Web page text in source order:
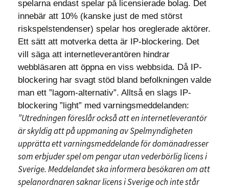
spelarna endast spelar på licensierade bolag. Det
innebär att 10% (kanske just de med störst
riskspelstendenser) spelar hos oreglerade aktörer.
Ett sätt att motverka detta är IP-blockering. Det
vill säga att internetleverantören hindrar
webbläsaren att öppna en viss webbsida. Då IP-
blockering har svagt stöd bland befolkningen valde
man ett ”lagom-alternativ”. Alltså en slags IP-
blockering ”light” med varningsmeddelanden:
”Utredningen föreslår också att en internetleverantör
är skyldig att på uppmaning av Spelmyndigheten
upprätta ett varningsmeddelande för domänadresser
som erbjuder spel om pengar utan vederbörlig licens i
Sverige. Meddelandet ska informera besökaren om att
spelanordnaren saknar licens i Sverige och inte står